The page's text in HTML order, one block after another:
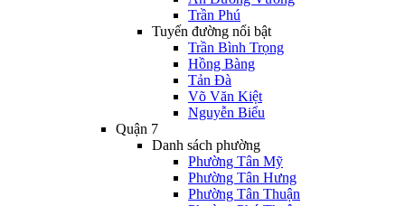
Trần Phú
Tuyến đường nổi bật
Trần Bình Trọng
Hồng Bàng
Tản Đà
Võ Văn Kiệt
Nguyễn Biểu
Quận 7
Danh sách phường
Phường Tân Mỹ
Phường Tân Hưng
Phường Tân Thuận